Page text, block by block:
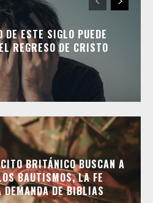
DE ESTE SIGLO PUEDE
REGRESO DE CRISTO
BRITÁNICO BUSCAN A
BAUTISMOS, LA FE
DE BIBLIAS